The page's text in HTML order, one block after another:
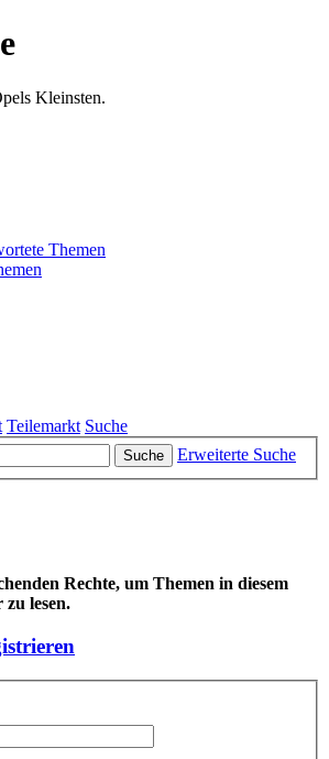
Kleinsten.
Themen
Teilemarkt Suche
Suche
Erweiterte Suche
Rechte, um Themen in diesem
zu lesen.